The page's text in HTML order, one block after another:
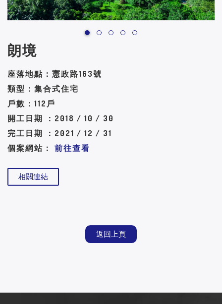
朗境
座落地點：憲政路163號
類型：集合式住宅
戶數：112戶
開工日期 ：2018 / 10 / 30
完工日期 ：2021 / 12 / 31
個案網站： 前往查看
相關連結
返回上頁